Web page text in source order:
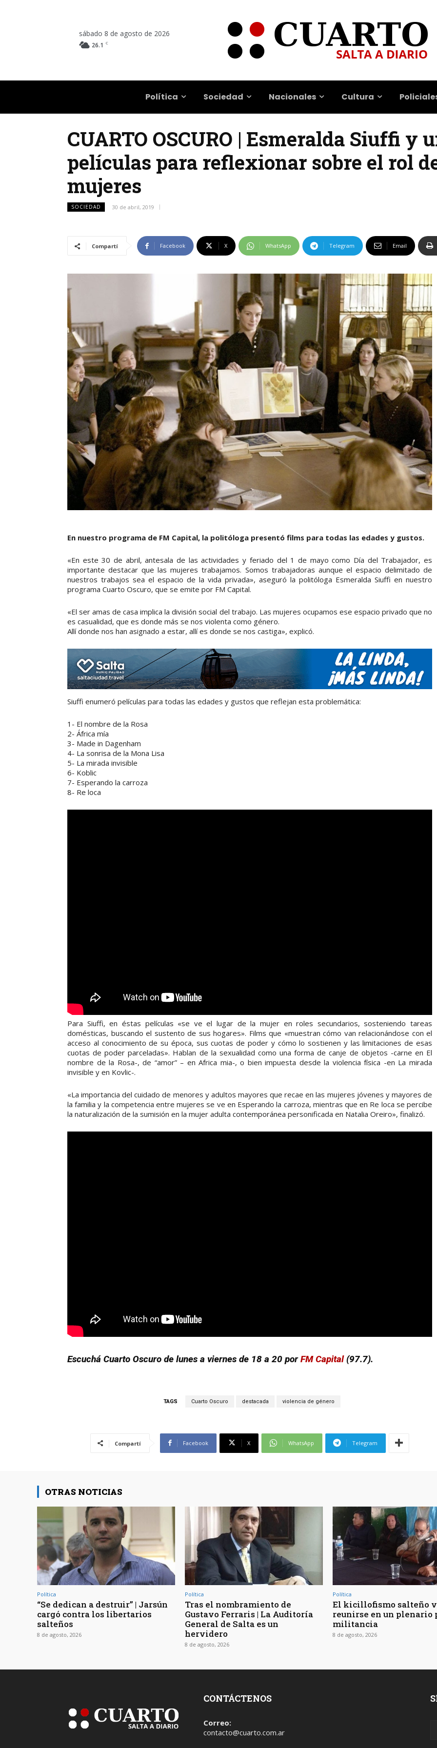
sábado 8 de agosto de 2026
26.1 C
Política Sociedad Nacionales Cultura
CUARTO OSCURO | Esmeralda Siuffi y
películas para reflexionar sobre el rol
mujeres
SOCIEDAD 30 de abril, 2019
Compartí Facebook X WhatsApp Telegram Email
En nuestro programa de FM Capital, la politóloga presentó films para todas las edades y gustos.
«En este 30 de abril, antesala de las actividades y feriado del 1 de mayo como Día del Trabajador, es
importante destacar que las mujeres trabajamos. Somos trabajadoras aunque el espacio delimitado de
nuestros trabajos sea el espacio de la vida privada», aseguró la politóloga Esmeralda Siuffi en nuestro
programa Cuarto Oscuro, que se emite por FM Capital.
«El ser amas de casa implica la división social del trabajo. Las mujeres ocupamos ese espacio privado que no
es casualidad, que es donde más se nos violenta como género.
Allí donde nos han asignado a estar, allí es donde se nos castiga», explicó.
Siuffi enumeró películas para todas las edades y gustos que reflejan esta problemática:
1- El nombre de la Rosa
2- África mía
3- Made in Dagenham
4- La sonrisa de la Mona Lisa
5- La mirada invisible
6- Koblic
7- Esperando la carroza
8- Re loca
Para Siuffi, en éstas películas «se ve el lugar de la mujer en roles secundarios, sosteniendo tareas
domésticas, buscando el sustento de sus hogares». Films que «muestran cómo van relacionándose con el
acceso al conocimiento de su época, sus cuotas de poder y cómo lo sostienen y las limitaciones de esas
cuotas de poder parceladas». Hablan de la sexualidad como una forma de canje de objetos -carne en El
nombre de la Rosa-, de “amor” – en Africa mia-, o bien impuesta desde la violencia física -en La mirada
invisible y en Kovlic-.
«La importancia del cuidado de menores y adultos mayores que recae en las mujeres jóvenes y mayores de
la familia y la competencia entre mujeres se ve en Esperando la carroza, mientras que en Re loca se percibe
la naturalización de la sumisión en la mujer adulta contemporánea personificada en Natalia Oreiro», finalizó.
Escuchá Cuarto Oscuro de lunes a viernes de 18 a 20 porFM Capital(97.7).
TAGS Cuarto Oscuro destacada violencia de género
Compartí Facebook X WhatsApp Telegram
OTRAS NOTICIAS
Política
“Se dedican a destruir” | Jarsún
cargó contra los libertarios
salteños
8 de agosto, 2026
Política
Tras el nombramiento de
Gustavo Ferraris | La Auditoría
General de Salta es un
hervidero
8 de agosto, 2026
Política
El kicillofismo salteño
reunirse en un plenario
militancia
8 de agosto, 2026
CONTÁCTENOS
Correo:
contacto@cuarto.com.ar